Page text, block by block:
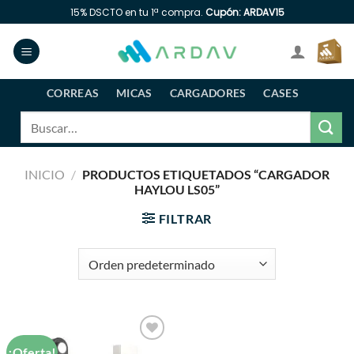
al
contenido
15% DSCTO en tu 1ª compra. Cupón: ARDAV15
CORREAS MICAS CARGADORES
CASES
INICIO / PRODUCTOS ETIQUETADOS “CARGADOR
HAYLOU LS05”
FILTRAR